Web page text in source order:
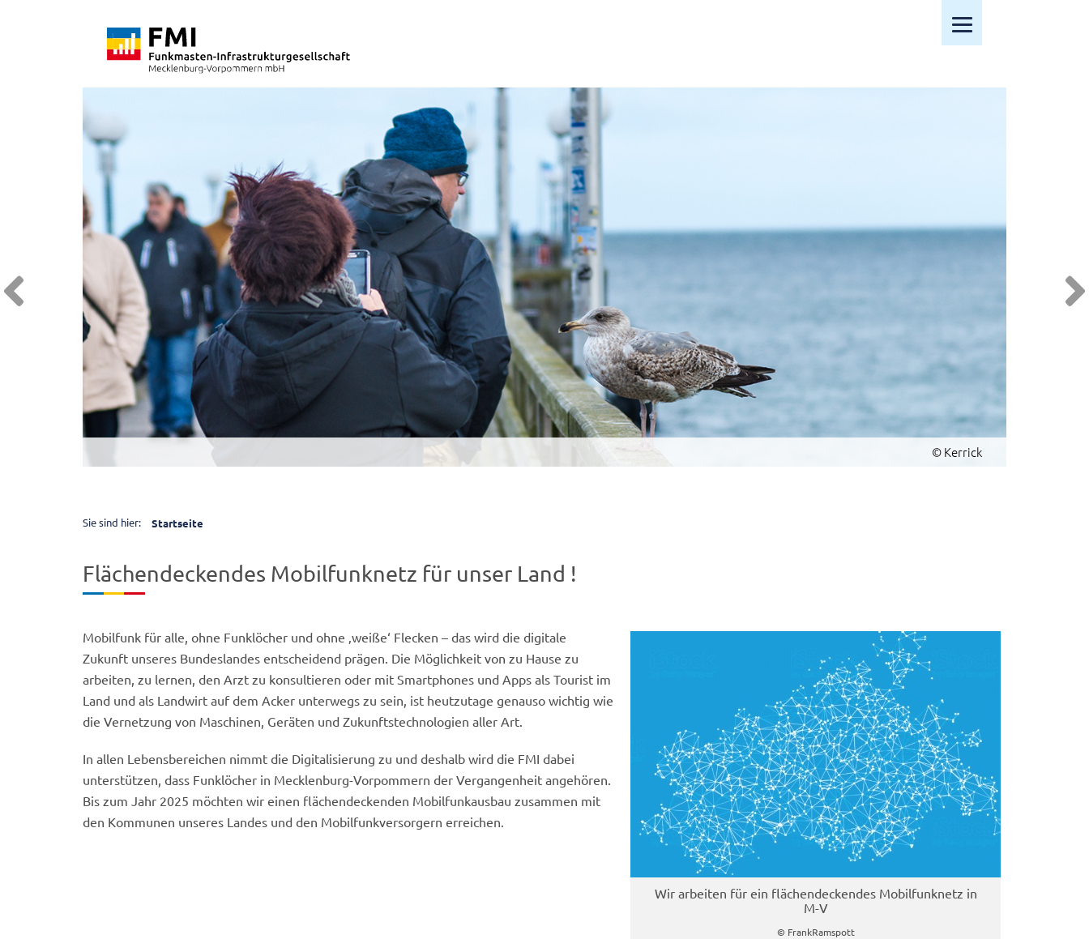
Mobiles Menü öffnen
© Kerrick
Vorheriger Slide
Sie sind hier: Startseite
Flächendeckendes Mobilfunknetz für unser Land !
Mobilfunk für alle, ohne Funklöcher und ohne ‚weiße‘ Flecken – das wird die digitale
Zukunft unseres Bundeslandes entscheidend prägen. Die Möglichkeit von zu Hause zu
arbeiten, zu lernen, den Arzt zu konsultieren oder mit Smartphones und Apps als Tourist im
Land und als Landwirt auf dem Acker unterwegs zu sein, ist heutzutage genauso wichtig wie
die Vernetzung von Maschinen, Geräten und Zukunftstechnologien aller Art.
In allen Lebensbereichen nimmt die Digitalisierung zu und deshalb wird die FMI dabei
unterstützen, dass Funklöcher in Mecklenburg-Vorpommern der Vergangenheit angehören.
Bis zum Jahr 2025 möchten wir einen flächendeckenden Mobilfunkausbau zusammen mit
den Kommunen unseres Landes und den Mobilfunkversorgern erreichen.
Wir arbeiten für ein flächendeckendes Mobilfunknetz in
M-V
© FrankRamspott